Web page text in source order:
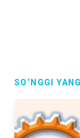
SO‘NGGI